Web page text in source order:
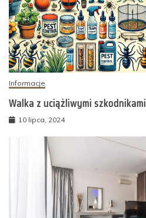
Informacje
Walka z uciążliwymi szkodnikami
10 lipca, 2024